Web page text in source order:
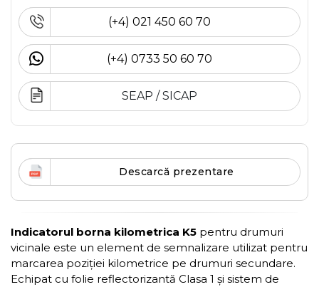
(+4) 021 450 60 70
(+4) 0733 50 60 70
SEAP / SICAP
Descarcă prezentare
Indicatorul borna kilometrica K5 pentru drumuri
vicinale este un element de semnalizare utilizat pentru
marcarea poziției kilometrice pe drumuri secundare.
Echipat cu folie reflectorizantă Clasa 1 și sistem de